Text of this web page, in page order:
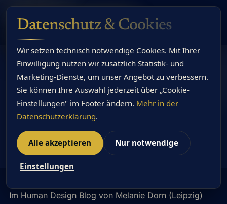
15. Juni 2025 vonMelanie Dorn
Human Design Blog
Human Design Blog
Im Human Design Blog von Melanie Dorn (Leipzig)
Datenschutz & Cookies
Wir setzen technisch notwendige Cookies. Mit Ihrer
Einwilligung nutzen wir zusätzlich Statistik- und
Marketing-Dienste, um unser Angebot zu verbessern.
Sie können Ihre Auswahl jederzeit über „Cookie-
Einstellungen" im Footer ändern. Mehr in der
Datenschutzerklärung.
Alle akzeptieren Nur notwendige
Einstellungen